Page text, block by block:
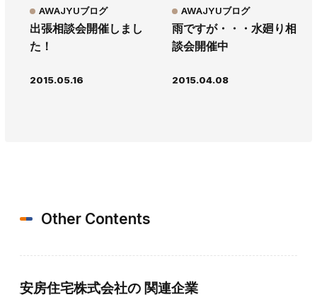
出張相談会開催しまし
た！
AWAJYUブログ
2015.05.16
雨ですが・・・水廻り相
談会開催中
AWAJYUブログ
2015.04.08
Other Contents
安房住宅株式会社の 関連企業